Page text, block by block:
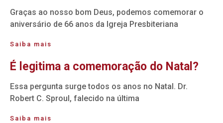
Graças ao nosso bom Deus, podemos comemorar o
aniversário de 66 anos da Igreja Presbiteriana
Saiba mais
É legitima a comemoração do Natal?
Essa pergunta surge todos os anos no Natal. Dr.
Robert C. Sproul, falecido na última
Saiba mais